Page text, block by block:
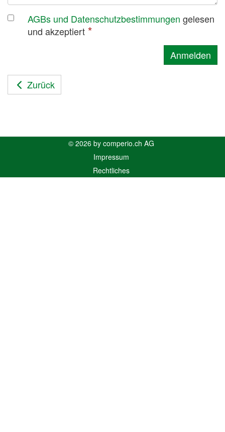
AGBs und Datenschutzbestimmungen gelesen
und akzeptiert
Anmelden
Zurück
© 2026 by comperio.ch AG
Impressum
Rechtliches